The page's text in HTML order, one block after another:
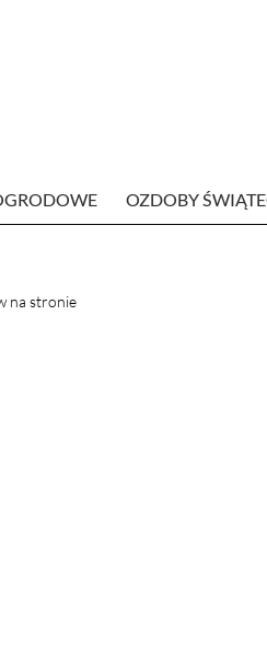
OZDOBY
na stronie